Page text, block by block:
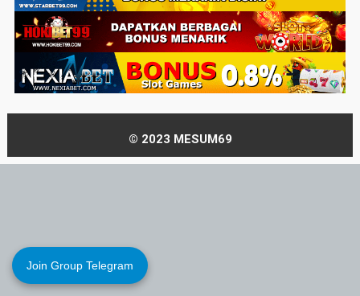
© 2023 MESUM69
Join Group Telegram